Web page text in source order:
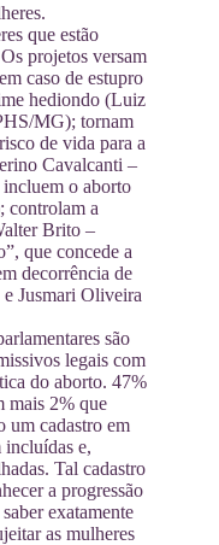
que estão
projetos versam
caso de estupro
hediondo (Luiz
MG); tornam
de vida para a
Cavalcanti –
o aborto
controlam a
Brito –
que concede a
decorrência de
Jusmari Oliveira
são
legais com
do aborto. 47%
mais 2% que
um cadastro em
incluídas e,
Tal cadastro
a progressão
exatamente
as mulheres